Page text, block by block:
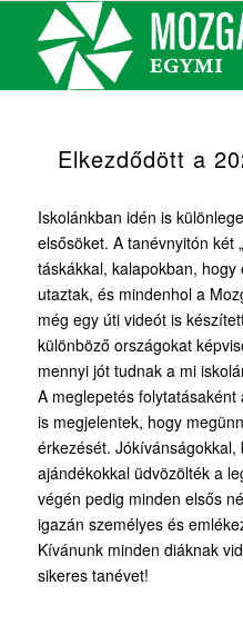
Elkezdődött a
Iskolánkban idén is
elsősöket. A tanévnyitón két
táskákkal, kalapokban,
utaztak, és mindenhol a
még egy úti videót is
különböző országokat
mennyi jót tudnak a mi
A meglepetés
is megjelentek, hogy
érkezését.
ajándékokkal üdvözölték a
végén pedig minden elsős
igazán személyes és
Kívánunk minden diáknak
sikeres tanévet!